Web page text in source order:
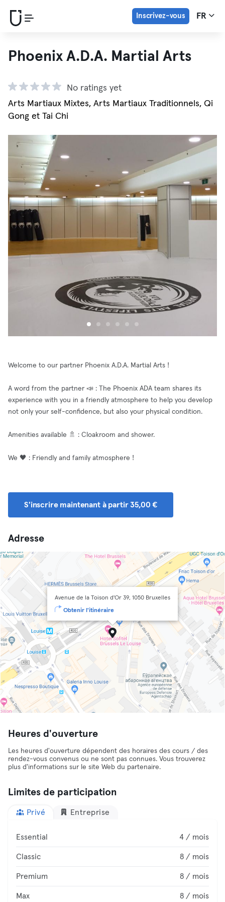
Inscrivez-vous FR
Phoenix A.D.A. Martial Arts
No ratings yet
Arts Martiaux Mixtes, Arts Martiaux Traditionnels, Qi
Gong et Tai Chi
Welcome to our partner Phoenix A.D.A. Martial Arts !
A word from the partner 📣 : The Phoenix ADA team shares its
experience with you in a friendly atmosphere to help you develop
not only your self-confidence, but also your physical condition.
Amenities available 🚿 : Cloakroom and shower.
We 🖤 : Friendly and family atmosphere !
S'inscrire maintenant à partir 35,00 €
Adresse
Avenue de la Toison d'Or 39, 1050 Bruxelles
Obtenir l'itinéraire
Heures d'ouverture
Les heures d'ouverture dépendent des horaires des cours / des
rendez-vous convenus ou ne sont pas connues. Vous trouverez
plus d'informations sur le site Web du partenaire.
Limites de participation
Privé Entreprise
Essential 4 / mois
Classic 8 / mois
Premium 8 / mois
Max 8 / mois